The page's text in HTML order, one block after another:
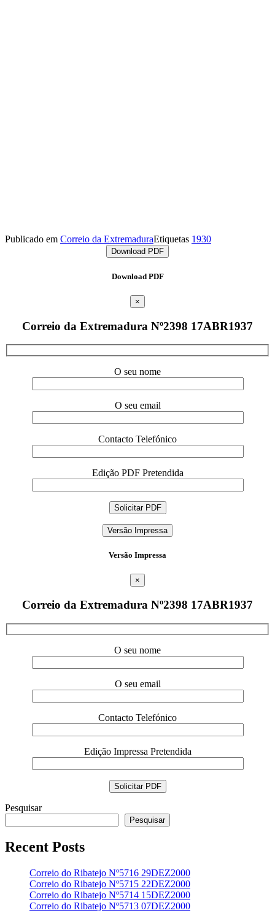
Publicado em Correio da ExtremaduraEtiquetas 1930
Download PDF
Download PDF
×
Correio da Extremadura Nº2398 17ABR1937
O seu nome
O seu email
Contacto Telefónico
Edição PDF Pretendida
Versão Impressa
Versão Impressa
×
Correio da Extremadura Nº2398 17ABR1937
O seu nome
O seu email
Contacto Telefónico
Edição Impressa Pretendida
Pesquisar
Pesquisar
Recent Posts
Correio do Ribatejo Nº5716 29DEZ2000
Correio do Ribatejo Nº5715 22DEZ2000
Correio do Ribatejo Nº5714 15DEZ2000
Correio do Ribatejo Nº5713 07DEZ2000